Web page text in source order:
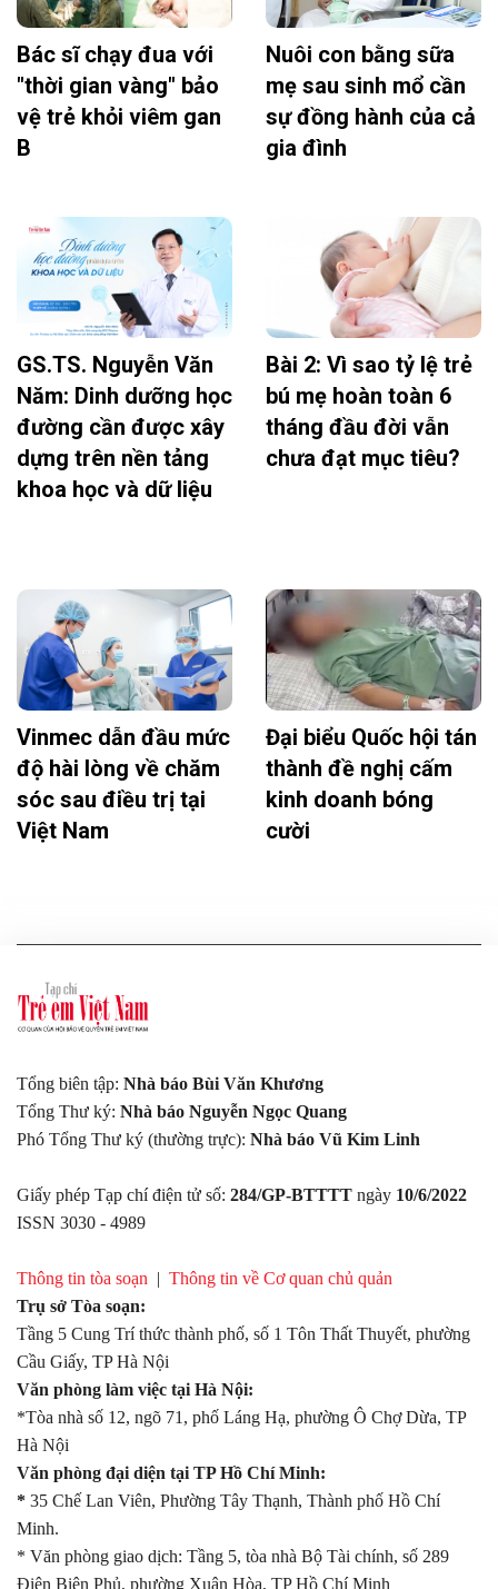
Bác sĩ chạy đua với
"thời gian vàng" bảo
vệ trẻ khỏi viêm gan
B
Nuôi con bằng sữa
mẹ sau sinh mổ cần
sự đồng hành của cả
gia đình
GS.TS. Nguyễn Văn
Năm: Dinh dưỡng học
đường cần được xây
dựng trên nền tảng
khoa học và dữ liệu
Bài 2: Vì sao tỷ lệ trẻ
bú mẹ hoàn toàn 6
tháng đầu đời vẫn
chưa đạt mục tiêu?
Vinmec dẫn đầu mức
độ hài lòng về chăm
sóc sau điều trị tại
Việt Nam
Đại biểu Quốc hội tán
thành đề nghị cấm
kinh doanh bóng
cười
Tổng biên tập: Nhà báo Bùi Văn Khương
Tổng Thư ký: Nhà báo Nguyễn Ngọc Quang
Phó Tổng Thư ký (thường trực): Nhà báo Vũ Kim Linh
Giấy phép Tạp chí điện tử số: 284/GP-BTTTT ngày 10/6/2022
ISSN 3030 - 4989
Thông tin tòa soạn | Thông tin về Cơ quan chủ quản
Trụ sở Tòa soạn:
Tầng 5 Cung Trí thức thành phố, số 1 Tôn Thất Thuyết, phường
Cầu Giấy, TP Hà Nội
Văn phòng làm việc tại Hà Nội:
*Tòa nhà số 12, ngõ 71, phố Láng Hạ, phường Ô Chợ Dừa, TP
Hà Nội
Văn phòng đại diện tại TP Hồ Chí Minh:
* 35 Chế Lan Viên, Phường Tây Thạnh, Thành phố Hồ Chí
Minh.
* Văn phòng giao dịch: Tầng 5, tòa nhà Bộ Tài chính, số 289
Điện Biên Phủ, phường Xuân Hòa, TP Hồ Chí Minh